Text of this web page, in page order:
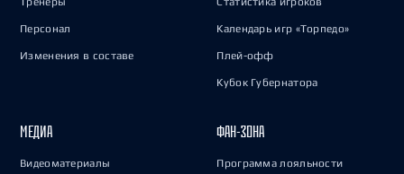
Персонал
Изменения в составе
Календарь игр «Торпедо»
Плей-офф
Кубок Губернатора
МЕДИА
Видеоматериалы
ФАН-ЗОНА
Программа лояльности